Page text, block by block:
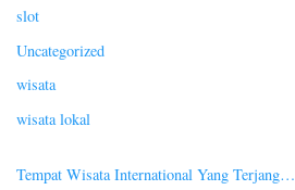
slot
Uncategorized
wisata
wisata lokal
Tempat Wisata International Yang Terjang…